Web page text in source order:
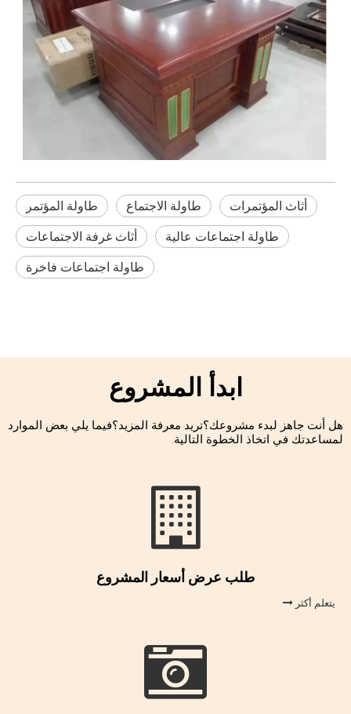
طاولة المؤتمر طاولة الاجتماع أثاث المؤتمرات
أثاث غرفة الاجتماعات طاولة اجتماعات عالية
طاولة اجتماعات فاخرة
ابدأ المشروع
هل أنت جاهز لبدء مشروعك؟تريد معرفة المزيد؟فيما يلي بعض الموارد
لمساعدتك في اتخاذ الخطوة التالية.
طلب عرض أسعار المشروع
يتعلم أكثر 